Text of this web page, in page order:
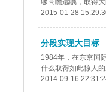
够高瞻远瞩，取得
2015-01-28
分段实现大目标
1984年，在东京国
什么取得如此惊人
2014-09-16